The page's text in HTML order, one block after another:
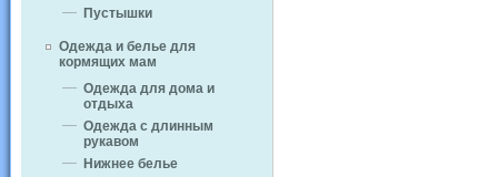
Пустышки
Одежда и белье для
кормящих мам
Одежда для дома и
отдыха
Одежда с длинным
рукавом
Нижнее белье